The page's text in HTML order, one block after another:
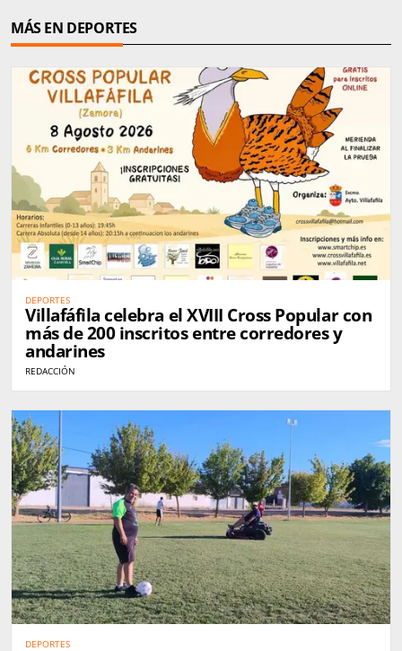
MÁS EN DEPORTES
DEPORTES
Villafáfila celebra el XVIII Cross Popular con
más de 200 inscritos entre corredores y
andarines
REDACCIÓN
DEPORTES